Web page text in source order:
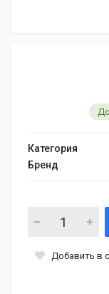
Категория
Бренд
Добавить в